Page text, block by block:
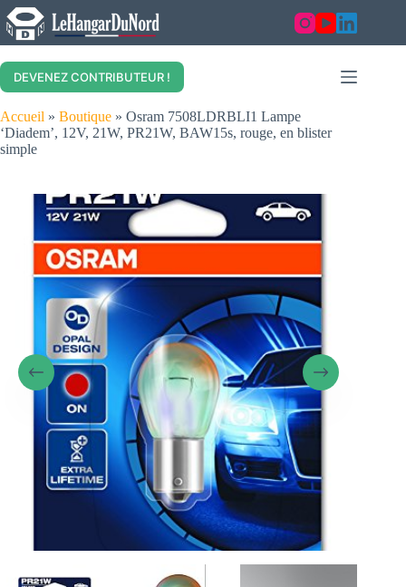
Skip
to
content
DEVENEZ CONTRIBUTEUR !
Accueil » Boutique » Osram 7508LDRBLI1 Lampe
‘Diadem’, 12V, 21W, PR21W, BAW15s, rouge, en blister
simple